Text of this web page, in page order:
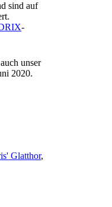
sind auf
-
unser
2020.
Glatthor,